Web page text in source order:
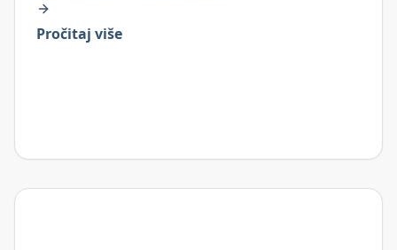
Pročitaj više